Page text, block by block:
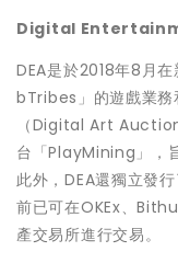
Digital
DEA是於2018年8月
bTribes」的遊戲業務
（Digital Art
台「PlayMining」，
此外，DEA還獨立發
前已可在OKEx、
產交易所進行交易。